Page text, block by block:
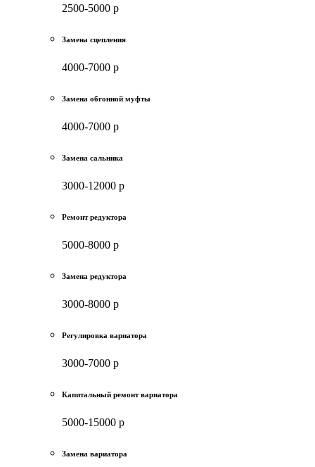
2500-5000 р
Замена сцепления
4000-7000 р
Замена обгонной муфты
4000-7000 р
Замена сальника
3000-12000 р
Ремонт редуктора
5000-8000 р
Замена редуктора
3000-8000 р
Регулировка вариатора
3000-7000 р
Капитальный ремонт вариатора
5000-15000 р
Замена вариатора